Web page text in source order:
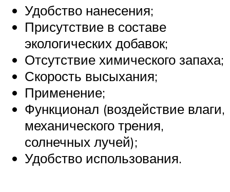
Удобство нанесения;
Присутствие в составе
экологических добавок;
Отсутствие химического запаха;
Скорость высыхания;
Применение;
Функционал (воздействие влаги,
механического трения,
солнечных лучей);
Удобство использования.